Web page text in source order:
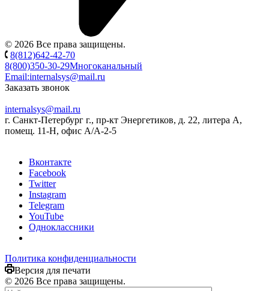
© 2026 Все права защищены.
8(812)642-42-70
8(800)350-30-29Многоканальный
Email:internalsys@mail.ru
Заказать звонок
internalsys@mail.ru
г. Санкт-Петербург г., пр-кт Энергетиков, д. 22, литера А,
помещ. 11-Н, офис А/А-2-5
Вконтакте
Facebook
Twitter
Instagram
Telegram
YouTube
Одноклассники
Политика конфиденциальности
Версия для печати
© 2026 Все права защищены.